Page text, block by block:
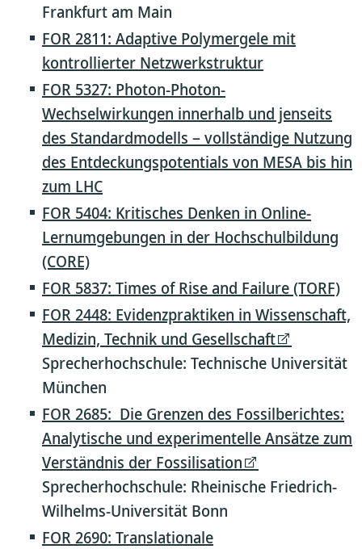
Frankfurt am Main
FOR 2811: Adaptive Polymergele mit
kontrollierter Netzwerkstruktur
FOR 5327: Photon-Photon-
Wechselwirkungen innerhalb und jenseits
des Standardmodells – vollständige Nutzung
des Entdeckungspotentials von MESA bis hin
zum LHC
FOR 5404: Kritisches Denken in Online-
Lernumgebungen in der Hochschulbildung
(CORE)
FOR 5837: Times of Rise and Failure (TORF)
FOR 2448: Evidenzpraktiken in Wissenschaft,
Medizin, Technik und Gesellschaft
Sprecherhochschule: Technische Universität
München
FOR 2685: Die Grenzen des Fossilberichtes:
Analytische und experimentelle Ansätze zum
Verständnis der Fossilisation
Sprecherhochschule: Rheinische Friedrich-
Wilhelms-Universität Bonn
FOR 2690: Translationale